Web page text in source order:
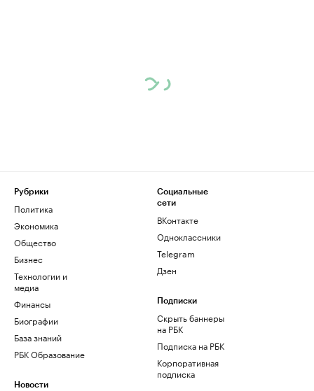
Рубрики
Политика
Экономика
Общество
Бизнес
Технологии и
медиа
Финансы
Биографии
База знаний
РБК Образование
Новости
Социальные
сети
ВКонтакте
Одноклассники
Telegram
Дзен
Подписки
Скрыть баннеры
на РБК
Подписка на РБК
Корпоративная
подписка